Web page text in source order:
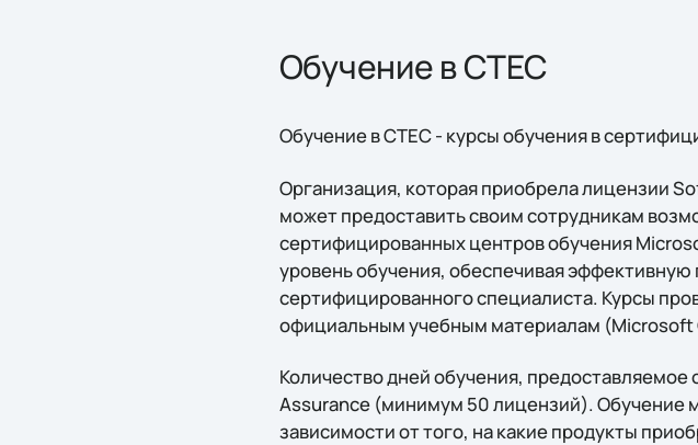
Обучение в CTEC
Обучение в CTEC - курсы обучения в
Организация, которая приобрела лицензии
может предоставить своим сотрудникам
сертифицированных центров обучения
уровень обучения, обеспечивая эффективную
сертифицированного специалиста. Курсы
официальным учебным материалам (Microsoft
Количество дней обучения,
Assurance (минимум 50 лицензий). Обучение
зависимости от того, на какие продукты